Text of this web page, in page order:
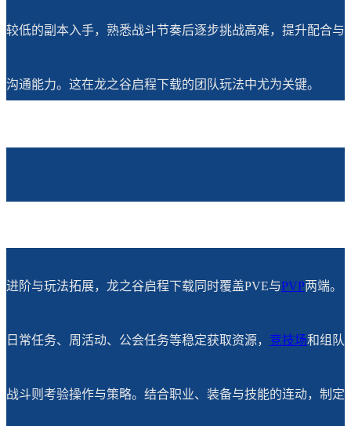
较低的副本入手，熟悉战斗节奏后逐步挑战高难，提升配合与
沟通能力。这在龙之谷启程下载的团队玩法中尤为关键。
进阶与玩法拓展，龙之谷启程下载同时覆盖PVE与PVP两端。
日常任务、周活动、公会任务等稳定获取资源， 竞技场和组队
战斗则考验操作与策略。结合职业、装备与技能的连动，制定